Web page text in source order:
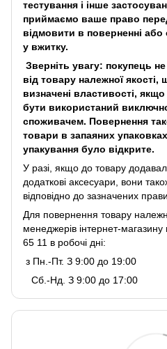
тестування і інше
приймаємо ваше право
відмовити в поверненні або
у вжитку.
Зверніть увагу: покупець
від товару належної
визначені властивості,
бути використаний
споживачем. Повернення
товари в запаяних
упакування було відкрите.
У разі, якщо до товару
додаткові аксесуари, вони
відповідно до зазначених
Для повернення товару
менеджерів інтернет-
65 11 в робочі дні:
з Пн.-Пт. З 9:00 до 19:00
Сб.-Нд. З 9:00 до 17:00